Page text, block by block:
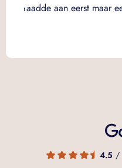
raadde aan eerst maar
4.5 /